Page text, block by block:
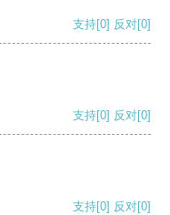
支持[0] 反对[0]
支持[0] 反对[0]
支持[0] 反对[0]